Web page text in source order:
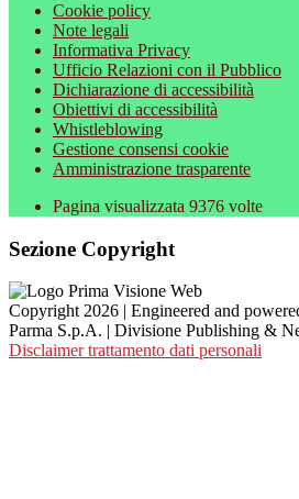
Cookie policy
Note legali
Informativa Privacy
Ufficio Relazioni con il Pubblico
Dichiarazione di accessibilità
Obiettivi di accessibilità
Whistleblowing
Gestione consensi cookie
Amministrazione trasparente
Pagina visualizzata 9376 volte
Sezione Copyright
Copyright 2026 | Engineered and
Parma S.p.A. | Divisione Publishing &
Disclaimer trattamento dati personali